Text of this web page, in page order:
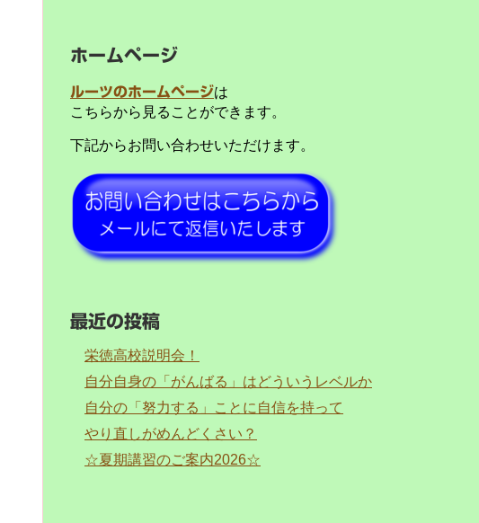
ホームページ
ルーツのホームページは
こちらから見ることができます。
下記からお問い合わせいただけます。
最近の投稿
栄徳高校説明会！
自分自身の「がんばる」はどういうレベルか
自分の「努力する」ことに自信を持って
やり直しがめんどくさい？
☆夏期講習のご案内2026☆